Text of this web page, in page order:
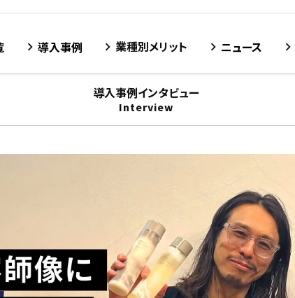
keyboard_arrow_right 導入事例 keyboard_arrow_right 業種別メリット keyboard_arrow_right ニュース keyboard_arrow_right
導入事例インタビュー
Interview